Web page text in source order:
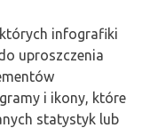
infografiki
uproszczenia
i ikony, które
statystyk lub